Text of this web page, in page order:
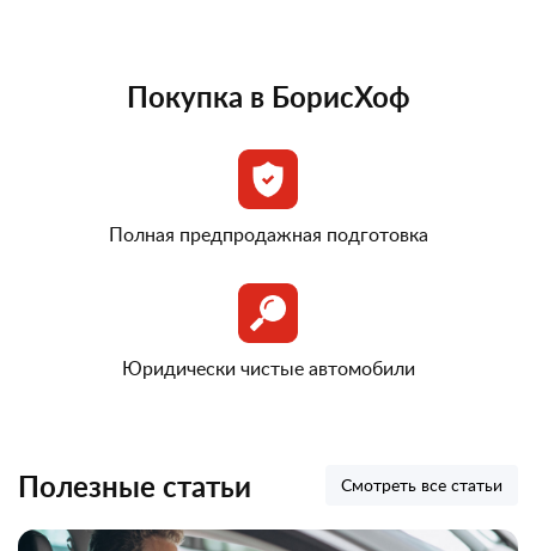
Покупка в БорисХоф
Полная предпродажная подготовка
Юридически чистые автомобили
Полезные статьи Смотреть все статьи